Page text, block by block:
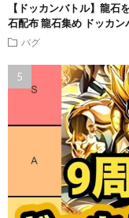
【ドッカンバトル】龍
石配布 龍石集め ドッカ
バグ